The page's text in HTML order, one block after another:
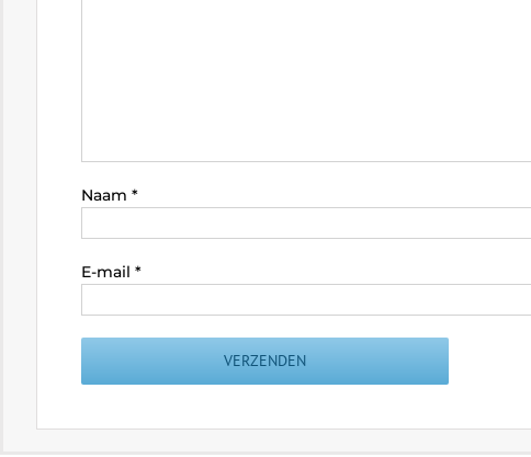
Naam *
E-mail *